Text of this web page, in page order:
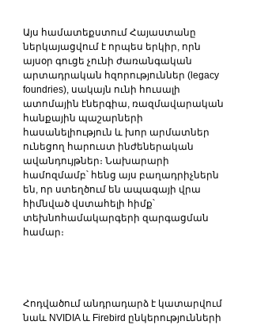
Այս համատեքստում Հայաստանը
ներկայացվում է որպես երկիր, որն
այսօր գուցե չունի ժառանգական
արտադրական հզորություններ (legacy
foundries), սակայն ունի հուսալի
ատոմային էներգիա, ռազմավարական
հանքային պաշարների
հասանելիություն և խոր արմատներ
ունեցող հարուստ ինժեներական
ավանդույթներ։ Նախարարի
համոզմամբ՝ հենց այս բաղադրիչներն
են, որ ստեղծում են ապագայի վրա
հիմնված վստահելի հիմք՝
տեխնոհամակարգերի զարգացման
համար։
Հոդվածում անդրադարձ է կատարվում
նաև NVIDIA և Firebird ընկերությունների